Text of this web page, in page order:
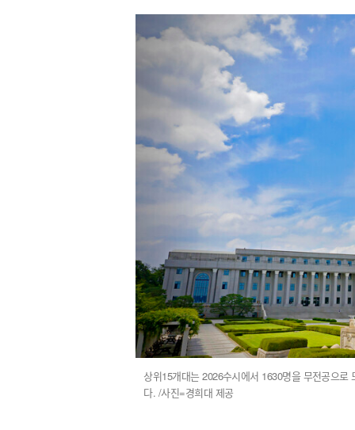
상위15개대는 2026수시에서 1630명을 무전공으
다. /사진=경희대 제공